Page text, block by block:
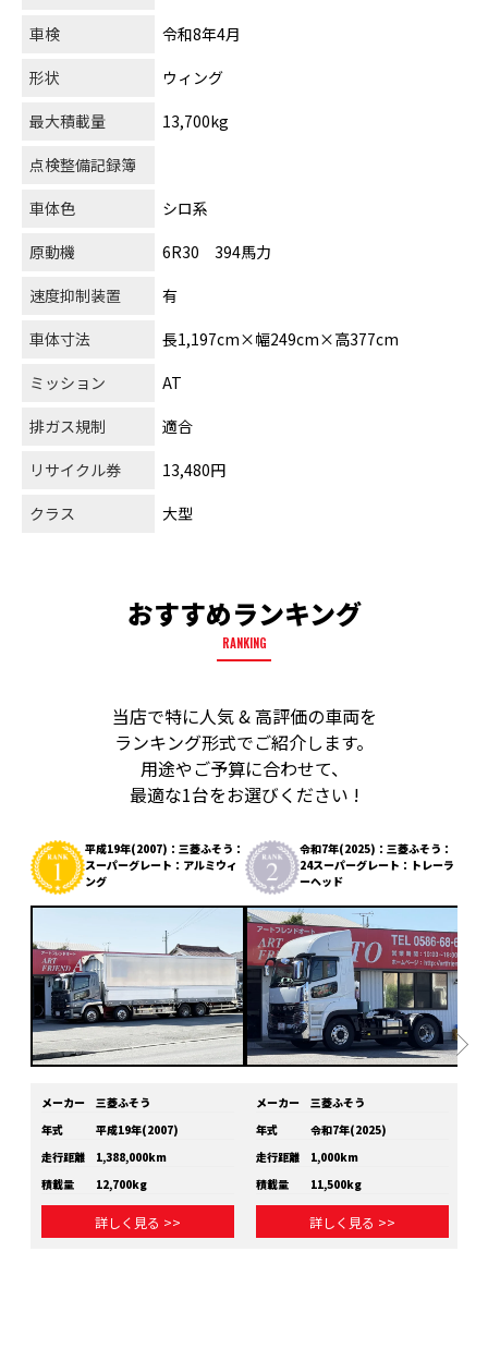
車検
令和8年4月
形状
ウィング
最大積載量
13,700kg
点検整備記録簿
車体色
シロ系
原動機
6R30 394馬力
速度抑制装置
有
車体寸法
長1,197cm×幅249cm×高377cm
ミッション
AT
排ガス規制
適合
リサイクル券
13,480円
クラス
大型
おすすめランキング
RANKING
当店で特に人気 & 高評価の車両を
ランキング形式でご紹介します。
用途やご予算に合わせて、
最適な1台をお選びください !
平成19年(2007)：三菱ふそう：
スーパーグレート：アルミウィ
ング
メーカー
三菱ふそう
年式
平成19年(2007)
走行距離
1,388,000km
積載量
12,700kg
詳しく見る >>
令和7年(2025)：三菱ふそう：
24スーパーグレート：トレーラ
ーヘッド
メーカー
三菱ふそう
年式
令和7年(2025)
走行距離
1,000km
積載量
11,500kg
詳しく見る >>